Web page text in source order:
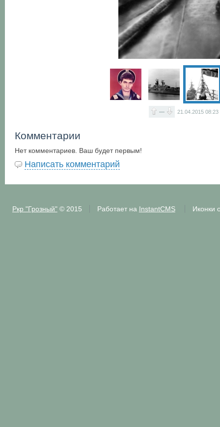
— 21.04.201508:23
Комментарии
Нет комментариев. Ваш будет первым!
Написать комментарий
Ркр "Грозный"© 2015 Работает на InstantCMS Иконки